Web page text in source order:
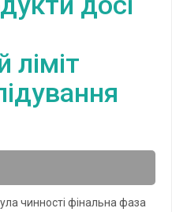
ліміт
чинності фінальна фаза